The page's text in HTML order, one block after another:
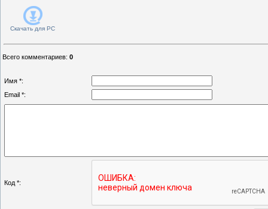
Скачать для PC
Всего комментариев: 0
Имя *:
Email *:
Код *: